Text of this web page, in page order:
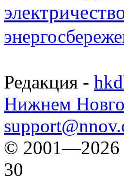
Редакция -
Нижнем
© 2001—2026
30